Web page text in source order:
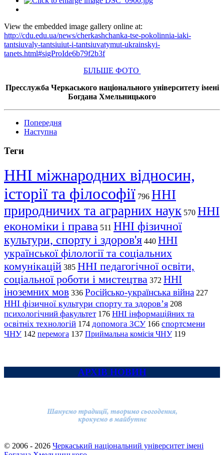
View the embedded image gallery online at:
http://cdu.edu.ua/news/cherkashchanka-tse-pokolinnia-iaki-
tantsiuvaly-tantsiuiut-i-tantsiuvatymut-ukrainskyi-
tanets.html#sigProIde6b79f2b3f
БІЛЬШЕ ФОТО
Пресслужба Черкаського національного університету імені
Богдана Хмельницького
Попередня
Наступна
Теги
ННІ міжнародних відносин,
історії та філософії 796 ННІ
природничих та аграрних наук 570 ННІ
економіки і права 511 ННІ фізичної
культури, спорту і здоров'я 440 ННІ
української філології та соціальних
комунікацій 385 ННІ педагогічної освіти,
соціальної роботи і мистецтва 372 ННІ
іноземних мов 336 Російсько-українська війна 227
ННІ фізичної культури спорту та здоров’я 208
психологічний факультет 176 ННІ інформаційних та
освітніх технологій 174 допомога ЗСУ 166 спортсмени
ЧНУ 142 перемога 137 Приймальна комісія ЧНУ 119
АРХІВ НОВИН
© 2006 - 2026 Черкаський національний університет імені